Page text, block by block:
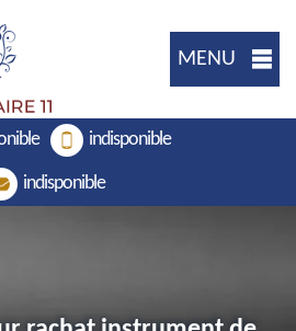
MENU
indisponible
indisponible